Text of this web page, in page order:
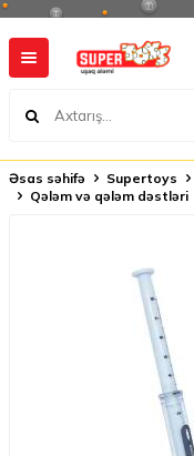
Əsas səhifə Supertoys
Qələm və qələm dəstləri